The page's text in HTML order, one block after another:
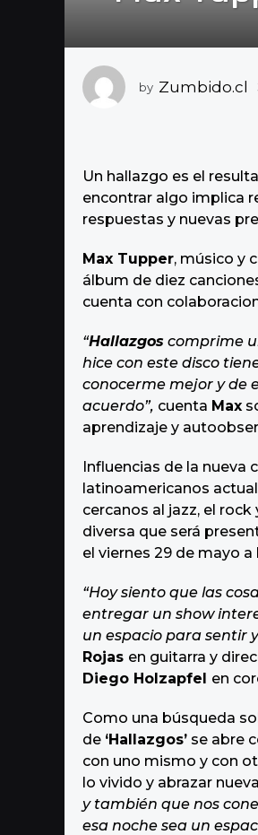
g
m
e
s
s
a
g
by Zumbido.cl
Un hallazgo es el
encontrar algo implica
respuestas y nuevas
Max Tupper, músico y
álbum de diez
cuenta con
“Hallazgos comprime
hice con este disco
conocerme mejor y de
acuerdo”, cuenta Max
aprendizaje y
Influencias de la nueva
latinoamericanos
cercanos al jazz, el
diversa que será
el viernes 29 de mayo a
“Hoy siento que las
entregar un show
un espacio para sentir
Rojas en guitarra y
Diego Holzapfel en
Como una búsqueda
de ‘Hallazgos’ se abre
con uno mismo y con
lo vivido y abrazar
y también que nos
esa noche sea un